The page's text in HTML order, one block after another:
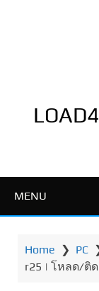
MENU
Home ❯ PC
r25 | โหลด/ติด